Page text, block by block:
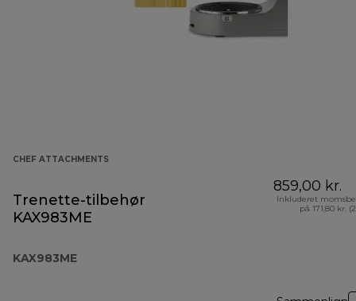
CHEF ATTACHMENTS
Trenette-tilbehør
KAX983ME
KAX983ME
859,00 kr.
Inkluderet
på 171,80 kr.